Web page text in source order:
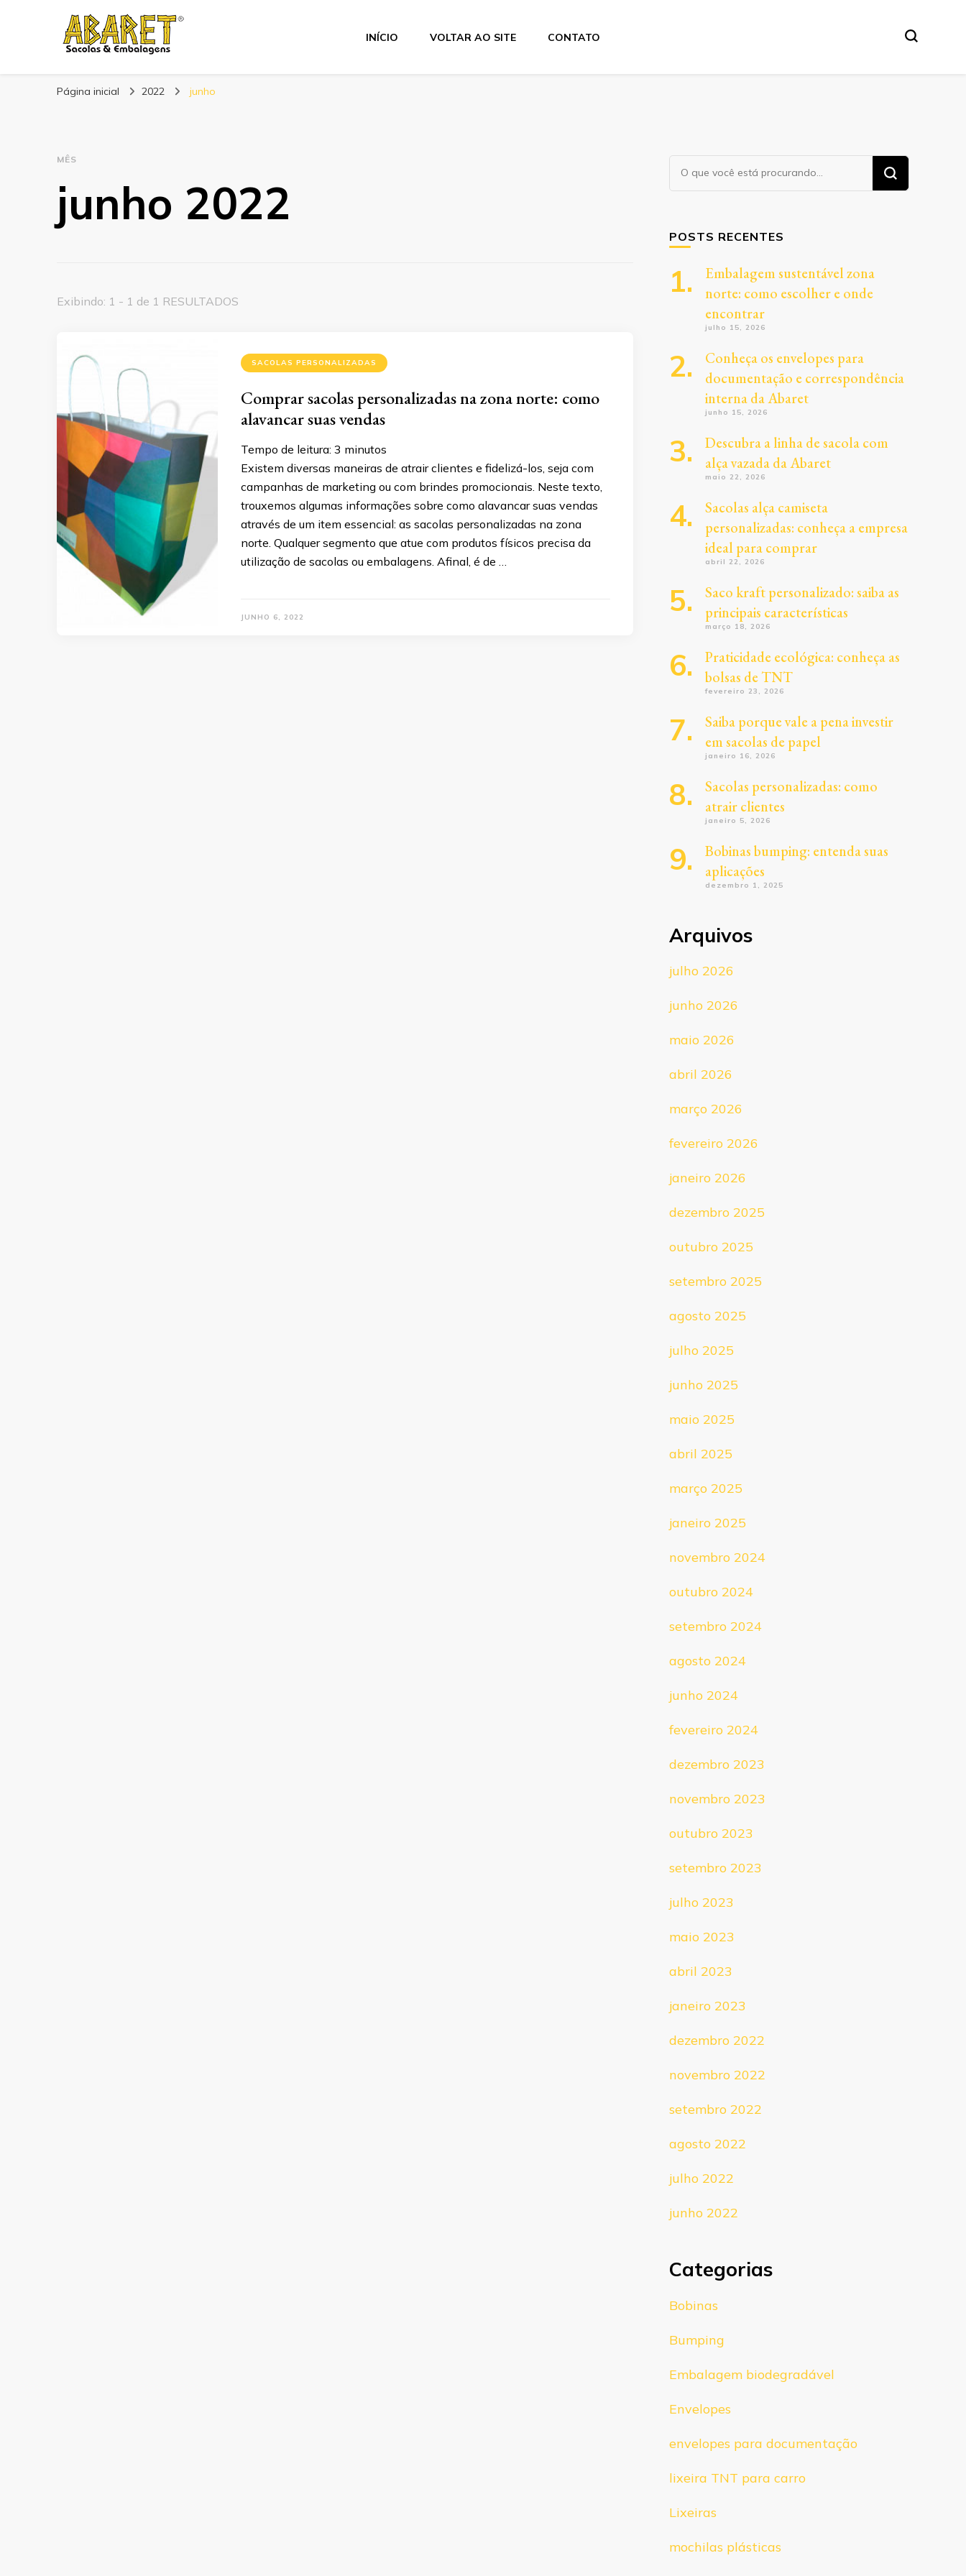
Abaret
INÍCIO VOLTAR AO SITE CONTATO
Página inicial 2022 junho
MÊS
junho 2022
Exibindo: 1 - 1 de 1 RESULTADOS
SACOLAS PERSONALIZADAS
Comprar sacolas personalizadas na zona norte: como
alavancar suas vendas
Tempo de leitura: 3 minutos
Existem diversas maneiras de atrair clientes e fidelizá-los, seja com
campanhas de marketing ou com brindes promocionais. Neste texto,
trouxemos algumas informações sobre como alavancar suas vendas
através de um item essencial: as sacolas personalizadas na zona
norte. Qualquer segmento que atue com produtos físicos precisa da
utilização de sacolas ou embalagens. Afinal, é de …
JUNHO 6, 2022
Procurando
algo?
POSTS RECENTES
Embalagem sustentável zona
norte: como escolher e onde
encontrar
julho 15, 2026
Conheça os envelopes para
documentação e correspondência
interna da Abaret
junho 15, 2026
Descubra a linha de sacola com
alça vazada da Abaret
maio 22, 2026
Sacolas alça camiseta
personalizadas: conheça a empresa
ideal para comprar
abril 22, 2026
Saco kraft personalizado: saiba as
principais características
março 18, 2026
Praticidade ecológica: conheça as
bolsas de TNT
fevereiro 23, 2026
Saiba porque vale a pena investir
em sacolas de papel
janeiro 16, 2026
Sacolas personalizadas: como
atrair clientes
janeiro 5, 2026
Bobinas bumping: entenda suas
aplicações
dezembro 1, 2025
Arquivos
julho 2026
junho 2026
maio 2026
abril 2026
março 2026
fevereiro 2026
janeiro 2026
dezembro 2025
outubro 2025
setembro 2025
agosto 2025
julho 2025
junho 2025
maio 2025
abril 2025
março 2025
janeiro 2025
novembro 2024
outubro 2024
setembro 2024
agosto 2024
junho 2024
fevereiro 2024
dezembro 2023
novembro 2023
outubro 2023
setembro 2023
julho 2023
maio 2023
abril 2023
janeiro 2023
dezembro 2022
novembro 2022
setembro 2022
agosto 2022
julho 2022
junho 2022
Categorias
Bobinas
Bumping
Embalagem biodegradável
Envelopes
envelopes para documentação
lixeira TNT para carro
Lixeiras
mochilas plásticas